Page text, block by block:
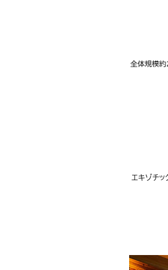
全体規模
エキゾチッ